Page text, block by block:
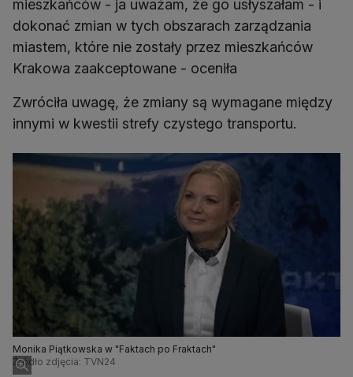
mieszkańców - ja uważam, że go usłyszałam - i
dokonać zmian w tych obszarach zarządzania
miastem, które nie zostały przez mieszkańców
Krakowa zaakceptowane - oceniła
Zwróciła uwagę, że zmiany są wymagane między
innymi w kwestii strefy czystego transportu.
Monika Piątkowska w "Faktach po Fraktach"
Źródło zdjęcia: TVN24